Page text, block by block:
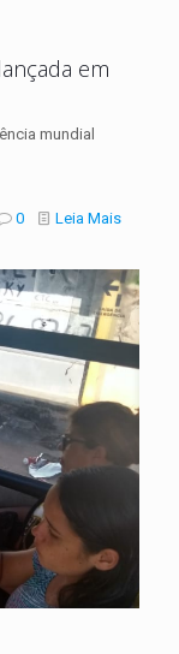
em
mundial
0 Leia Mais